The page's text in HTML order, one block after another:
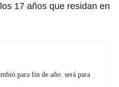
17 años que residan en
para fin de año: será para